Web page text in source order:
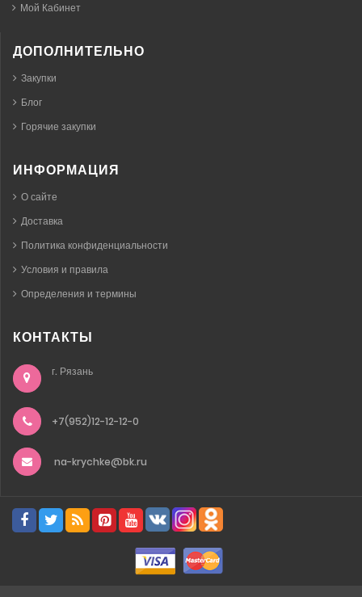
Мой Кабинет
ДОПОЛНИТЕЛЬНО
Закупки
Блог
Горячие закупки
ИНФОРМАЦИЯ
О сайте
Доставка
Политика конфиденциальности
Условия и правила
Определения и термины
КОНТАКТЫ
г. Рязань
+7(952)12-12-12-0
na-krychke@bk.ru